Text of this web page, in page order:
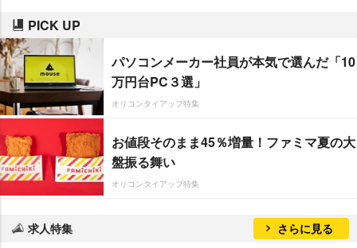
PICK UP
パソコンメーカー社員が本気で選んだ「10
万円台PC３選」
オリコンタイアップ特集
お値段そのまま45％増量！ファミマ夏の大
盤振る舞い
オリコンタイアップ特集
求人特集 さらに見る